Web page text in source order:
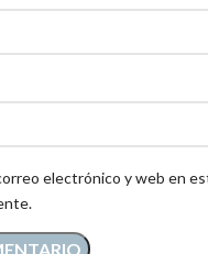
electrónico y web en